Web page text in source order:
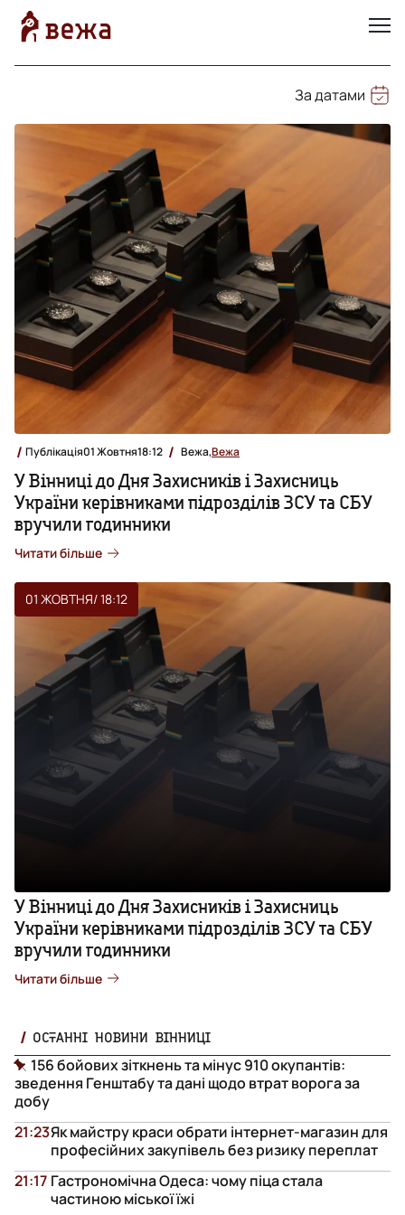
За датами
Публікація01 Жовтня18:12 Вежа,Вежа
У Вінниці до Дня Захисників і Захисниць
України керівниками підрозділів ЗСУ та СБУ
вручили годинники
Читати більше
01 ЖОВТНЯ/ 18:12
У Вінниці до Дня Захисників і Захисниць
України керівниками підрозділів ЗСУ та СБУ
вручили годинники
Читати більше
ОСТАННІ НОВИНИ ВІННИЦІ
156 бойових зіткнень та мінус 910 окупантів:
зведення Генштабу та дані щодо втрат ворога за
добу
Як майстру краси обрати інтернет-магазин для
професійних закупівель без ризику переплат
21:23
Гастрономічна Одеса: чому піца стала
частиною міської їжі
21:17